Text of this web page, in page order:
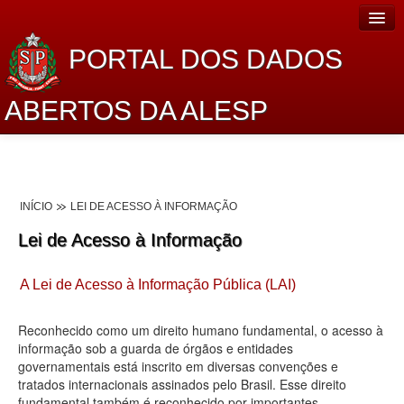
PORTAL DOS DADOS
ABERTOS DA ALESP
Lei de Acesso à Informação
Dados Governamentais Abertos
Planejamento
Catálogo de dados
Processo Legislativo
INÍCIO LEI DE ACESSO À INFORMAÇÃO
Lei de Acesso à Informação
A Lei de Acesso à Informação Pública (LAI)
Reconhecido como um direito humano fundamental, o acesso à
informação sob a guarda de órgãos e entidades
governamentais está inscrito em diversas convenções e
tratados internacionais assinados pelo Brasil. Esse direito